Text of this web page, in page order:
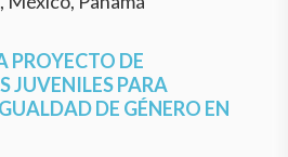
PROYECTO DE
JUVENILES PARA
DE GÉNERO EN